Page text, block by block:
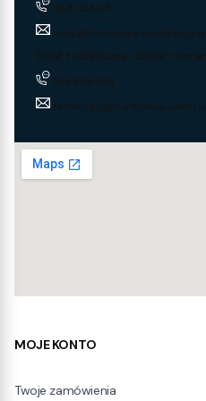
884 024 451
sklep@hurtownia-
Dział techniczny, dobór
574 694 534
techniczny@hurtownia-
Linki w stopce
MOJE KONTO
Twoje zamówienia